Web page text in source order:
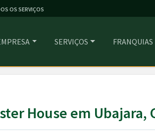
OS SERVIÇOS
SERVIÇOS FRANQUIAS
House em Ubajara,